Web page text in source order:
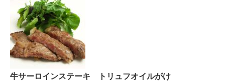
牛サーロインステーキ トリュフオイルがけ